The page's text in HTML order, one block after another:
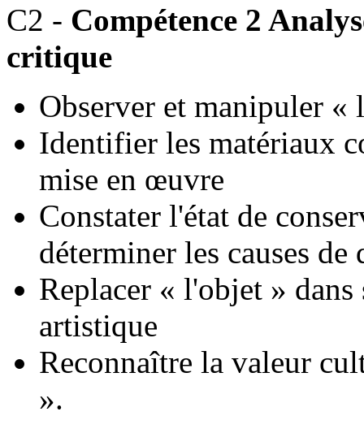
C2 - Compétence 2
critique
Observer et manipuler «
Identifier les matériaux
mise en œuvre
Constater l'état de
déterminer les causes de
Replacer « l'objet »
artistique
Reconnaître la valeur
».